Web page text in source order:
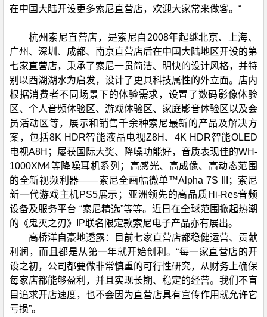
在中国大陆开设更多索尼直营店，欢迎大家常来做客。“
杭州索尼直营店，是索尼自2008年起继北京、上海、
广州、深圳、成都、南京直营店后在中国大陆地区开设的第
七家直营店，秉承了索尼一贯简洁、明快的设计风格，并特
别以西湖湖水为启发，设计了更具科技属性的外立面。店内
根据消费者不同场景下的体验需求，设置了数码影像体验
区、个人音频体验区、游戏体验区、家庭影音体验区以及会
员活动区等，展示和销售千余种索尼最新的产品及解决方
案，包括8K HDR智能液晶电视Z8H、4K HDR智能OLED
电视A8H；屡获国际大奖、降噪功能好，音质表现佳的WH-
1000XM4等降噪耳机系列；高感光、高成像、高动态范围
的全新视频利器——索尼全画幅微单™Alpha 7S III；索尼
新一代游戏主机PS5展示；亚洲领先的高品质Hi-Res音频
设备及服务平台 “索尼精选”等等。近日在全球范围掀起热潮
的《鬼灭之刃》IP联名限定款索尼电子产品亦有展出。
高桥洋自豪地透露：目前七家直营店都稳健运营、贡献
利润，而且都是从第一年就开始创利。“每一家直营店的开
设之初，公司都要做非常慎重的可行性研究，从财务上确保
每家店都能够盈利，并且实现长期、稳定的经营。我们不盲
目追求开店速度，也不会因为直营店具有宣传作用就允许它
亏损”。